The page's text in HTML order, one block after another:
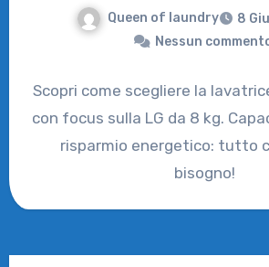
Queen of laundry
8
Nessun
Scopri come scegliere la
con focus sulla LG da 8 kg.
risparmio energetico: tutto
bisogno!